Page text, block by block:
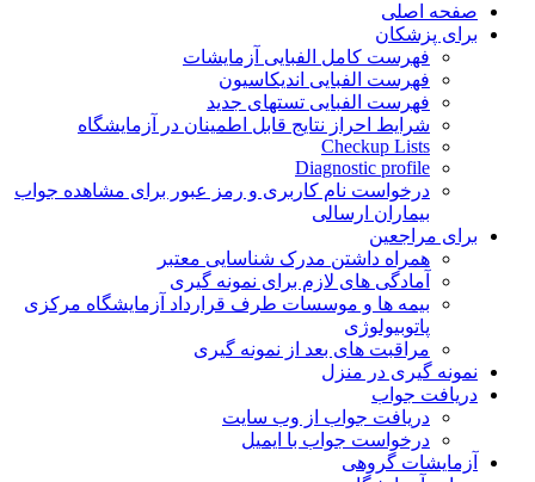
صفحه اصلی
برای پزشکان
فهرست کامل الفبایی آزمایشات
فهرست الفبایی اندیکاسیون
فهرست الفبایی تستهای جدید
شرایط احراز نتایج قابل اطمینان در آزمایشگاه
Checkup Lists
Diagnostic profile
درخواست نام کاربری و رمز عبور برای مشاهده جواب
بیماران ارسالی
برای مراجعین
همراه داشتن مدرک شناسایی معتبر
آمادگی های لازم برای نمونه گیری
بیمه ها و موسسات طرف قرارداد آزمایشگاه مرکزی
پاتوبیولوژی
مراقبت های بعد از نمونه گیری
نمونه گیری در منزل
دریافت جواب
دریافت جواب از وب سایت
درخواست جواب با ایمیل
آزمایشات گروهی